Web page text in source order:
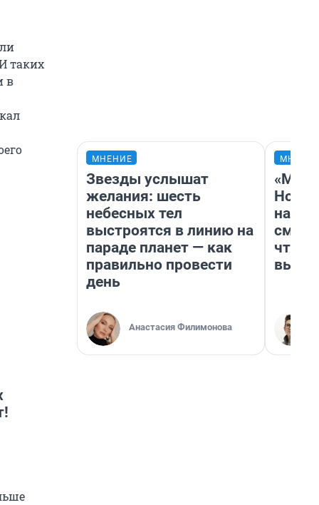
таких
в
МНЕНИЕ
Звезды услышат
желания: шесть
небесных тел
выстроятся в линию на
параде планет — как
правильно провести
день
Анастасия Филимонова
«Мы